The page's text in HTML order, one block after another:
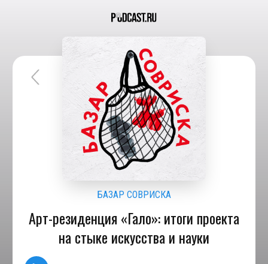
БАЗАР СОВРИСКА
Арт-резиденция «Гало»: итоги проекта
на стыке искусства и науки